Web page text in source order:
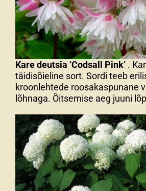
Kare deutsia ‘Codsall Pink’ .
täidisõieline sort. Sordi teeb
kroonlehtede roosakaspunane
lõhnaga. Õitsemise aeg juuni